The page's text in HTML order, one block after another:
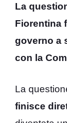
La
Fiorentina
governo a
con la
La
finisce